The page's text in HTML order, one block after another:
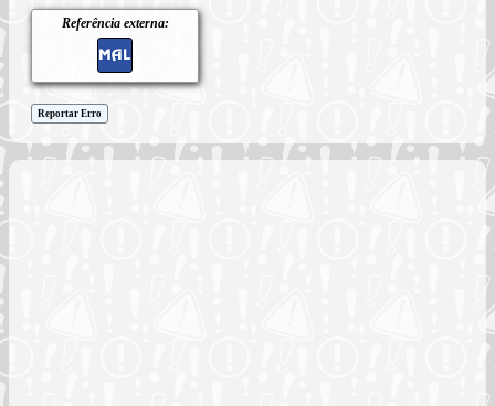
Referência externa:
Reportar Erro